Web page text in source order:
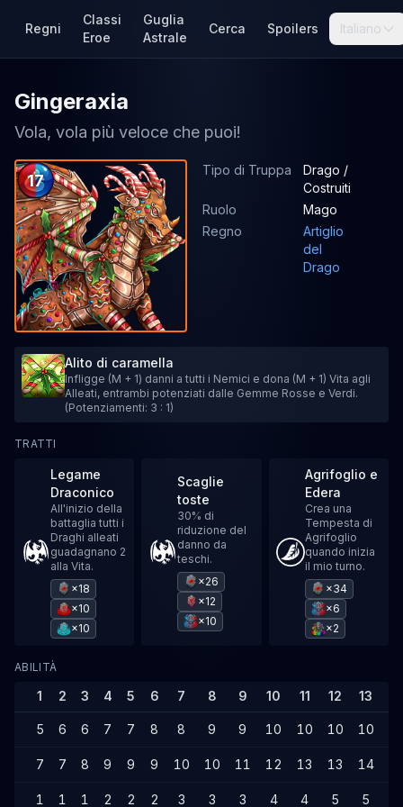
Regni
Classi
Eroe
Guglia
Astrale
Cerca Spoilers Italiano
Gingeraxia
Vola, vola più veloce che puoi!
17
Tipo di Truppa
Drago /
Costruiti
Ruolo
Mago
Regno
Artiglio
del
Drago
Alito di caramella
Infligge (M + 1) danni a tutti i Nemici e dona (M + 1) Vita agli
Alleati, entrambi potenziati dalle Gemme Rosse e Verdi.
(Potenziamenti: 3 : 1)
TRATTI
Legame
Draconico
All'inizio della
battaglia tutti i
Draghi alleati
guadagnano 2
alla Vita.
×18
×10
×10
Scaglie
toste
30% di
riduzione del
danno da
teschi.
×26
×12
×10
Agrifoglio e
Edera
Crea una
Tempesta di
Agrifoglio
quando inizia
il mio turno.
×34
×6
×2
ABILITÀ
1 2 3 4 5 6 7 8 9 10 11 12 13
5 6 6 7 7 8 8 9 9 10 10 10 10
7 7 8 9 9 9 10 10 11 12 13 13 14
1 1 1 2 2 2 3 3 3 4 4 5 5